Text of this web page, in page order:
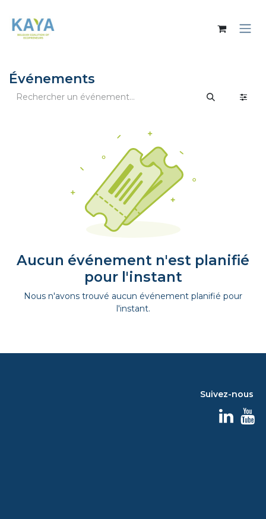
Événements
Aucun événement n'est planifié
pour l'instant
Nous n'avons trouvé aucun événement planifié pour
l'instant.
Suivez-nous